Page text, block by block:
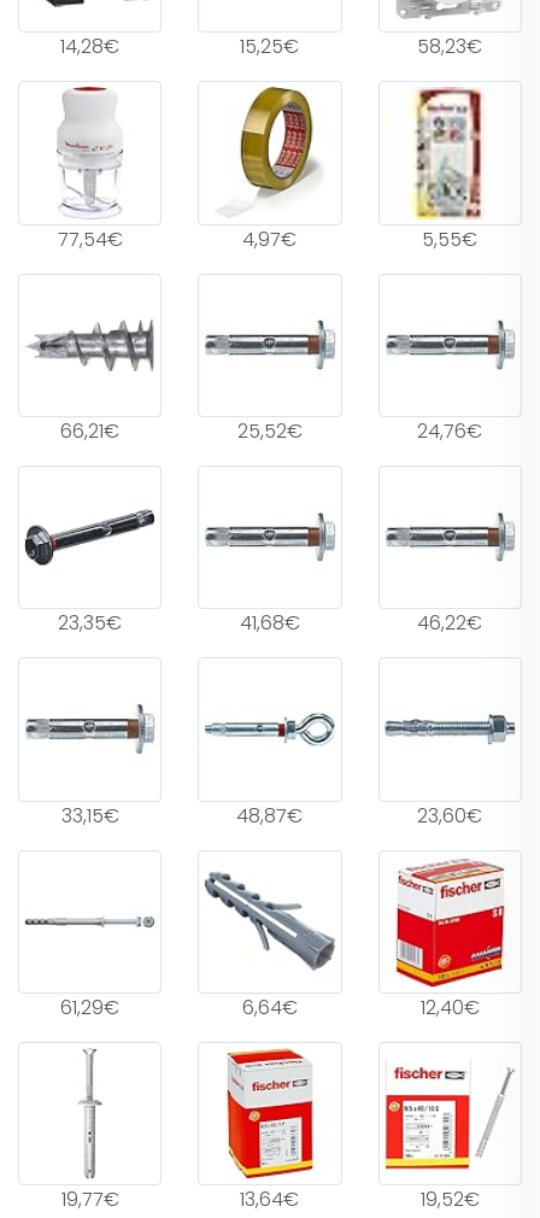
14,28€ 15,25€ 58,23€
77,54€ 4,97€ 5,55€
66,21€ 25,52€ 24,76€
23,35€ 41,68€ 46,22€
33,15€ 48,87€ 23,60€
61,29€ 6,64€ 12,40€
19,77€ 13,64€ 19,52€